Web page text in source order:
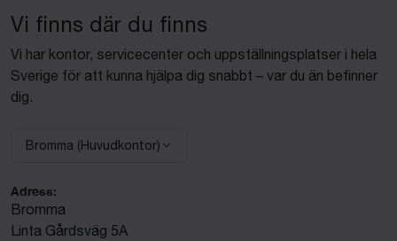
Vi finns där du finns
Vi har kontor, servicecenter och uppställningsplatser i hela
Sverige för att kunna hjälpa dig snabbt – var du än befinner
dig.
Välj anläggning:
Bromma (Huvudkontor)
Adress:
Bromma
Linta Gårdsväg 5A